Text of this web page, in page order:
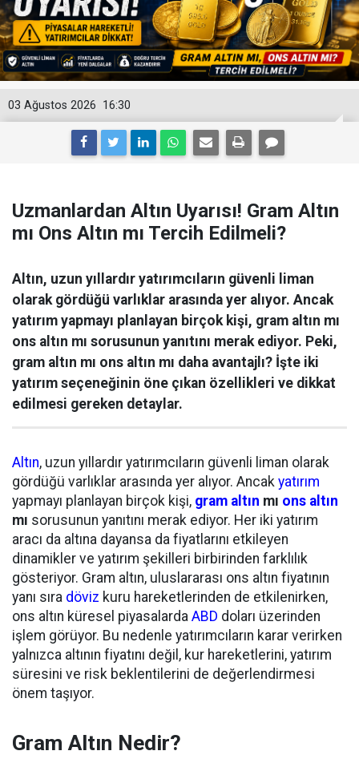
16:30
03 Ağustos 2026
Uzmanlardan Altın Uyarısı! Gram Altın
mı Ons Altın mı Tercih Edilmeli?
Altın, uzun yıllardır yatırımcıların güvenli liman
olarak gördüğü varlıklar arasında yer alıyor. Ancak
yatırım yapmayı planlayan birçok kişi, gram altın mı
ons altın mı sorusunun yanıtını merak ediyor. Peki,
gram altın mı ons altın mı daha avantajlı? İşte iki
yatırım seçeneğinin öne çıkan özellikleri ve dikkat
edilmesi gereken detaylar.
Altın, uzun yıllardır yatırımcıların güvenli liman olarak
gördüğü varlıklar arasında yer alıyor. Ancak yatırım
yapmayı planlayan birçok kişi, gram altın mı ons altın
mı sorusunun yanıtını merak ediyor. Her iki yatırım
aracı da altına dayansa da fiyatlarını etkileyen
dinamikler ve yatırım şekilleri birbirinden farklılık
gösteriyor. Gram altın, uluslararası ons altın fiyatının
yanı sıra döviz kuru hareketlerinden de etkilenirken,
ons altın küresel piyasalarda ABD doları üzerinden
işlem görüyor. Bu nedenle yatırımcıların karar verirken
yalnızca altının fiyatını değil, kur hareketlerini, yatırım
süresini ve risk beklentilerini de değerlendirmesi
önem taşıyor.
Gram Altın Nedir?